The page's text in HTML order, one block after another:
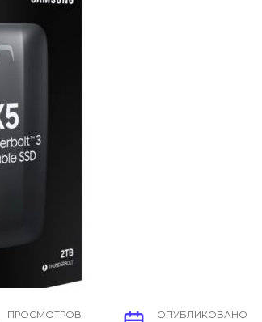
ПРОСМОТРОВ ОПУБЛИКОВАНО